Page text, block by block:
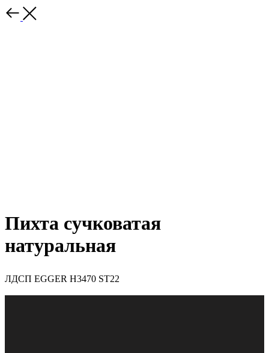
Пихта сучковатая
натуральная
ЛДСП EGGER H3470 ST22